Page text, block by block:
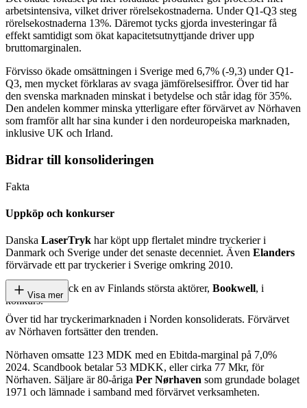
arbetsintensiva, vilket driver rörelsekostnaderna. Under Q1-Q3 steg
rörelsekostnaderna 13%. Däremot tycks gjorda investeringar få
effekt samtidigt som ökat kapacitetsutnyttjande driver upp
bruttomarginalen.
Förvisso ökade omsättningen i Sverige med 6,7% (-9,3) under Q1-
Q3, men mycket förklaras av svaga jämförelsesiffror. Över tid har
den svenska marknaden minskat i betydelse och står idag för 35%.
Den andelen kommer minska ytterligare efter förvärvet av Nörhaven
som framför allt har sina kunder i den nordeuropeiska marknaden,
inklusive UK och Irland.
Bidrar till konsolideringen
Fakta
Uppköp och konkurser
Danska LaserTryk har köpt upp flertalet mindre tryckerier i
Danmark och Sverige under det senaste decenniet. Även Elanders
förvärvade ett par tryckerier i Sverige omkring 2010.
Under 2021 gick en av Finlands största aktörer, Bookwell, i
konkurs.
Visa mer
Över tid har tryckerimarknaden i Norden konsoliderats. Förvärvet
av Nörhaven fortsätter den trenden.
Nörhaven omsatte 123 MDK med en Ebitda-marginal på 7,0%
2024. Scandbook betalar 53 MDKK, eller cirka 77 Mkr, för
Nörhaven. Säljare är 80-åriga Per Nørhaven som grundade bolaget
1971 och lämnade i samband med förvärvet verksamheten.